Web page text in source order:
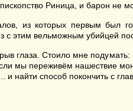
Риница, и барон не
из которых первым был
этим вельможным убийцей
глаза. Стоило мне
мы переживём нашествие
и найти способ покончить с